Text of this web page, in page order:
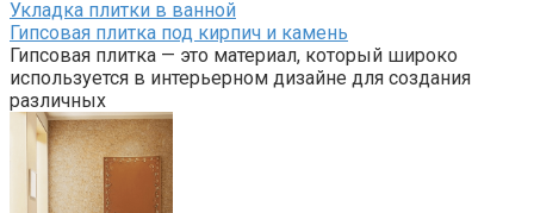
Укладка плитки в ванной
Гипсовая плитка под кирпич и камень
Гипсовая плитка — это материал, который широко
используется в интерьерном дизайне для создания
различных